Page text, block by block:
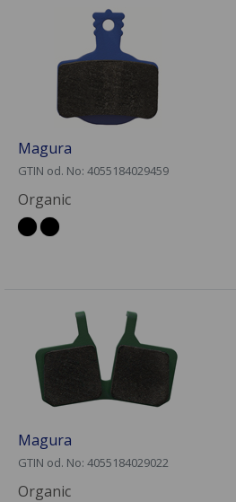
Magura
GTIN od. No: 4055184029459
Organic
Magura
GTIN od. No: 4055184029022
Organic